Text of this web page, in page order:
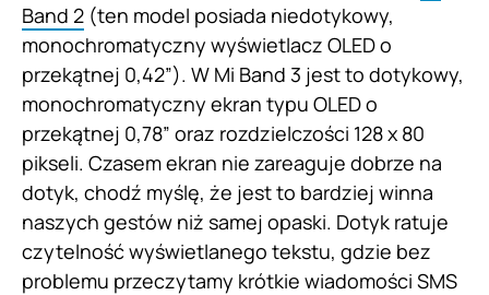
Band 2 (ten model posiada niedotykowy,
monochromatyczny wyświetlacz OLED o
przekątnej 0,42”). W Mi Band 3 jest to dotykowy,
monochromatyczny ekran typu OLED o
przekątnej 0,78” oraz rozdzielczości 128 x 80
pikseli. Czasem ekran nie zareaguje dobrze na
dotyk, chodź myślę, że jest to bardziej winna
naszych gestów niż samej opaski. Dotyk ratuje
czytelność wyświetlanego tekstu, gdzie bez
problemu przeczytamy krótkie wiadomości SMS